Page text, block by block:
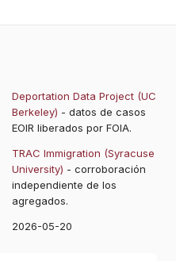
Deportation Data Project (UC
Berkeley) - datos de casos
EOIR liberados por FOIA.
TRAC Immigration (Syracuse
University) - corroboración
independiente de los
agregados.
2026-05-20